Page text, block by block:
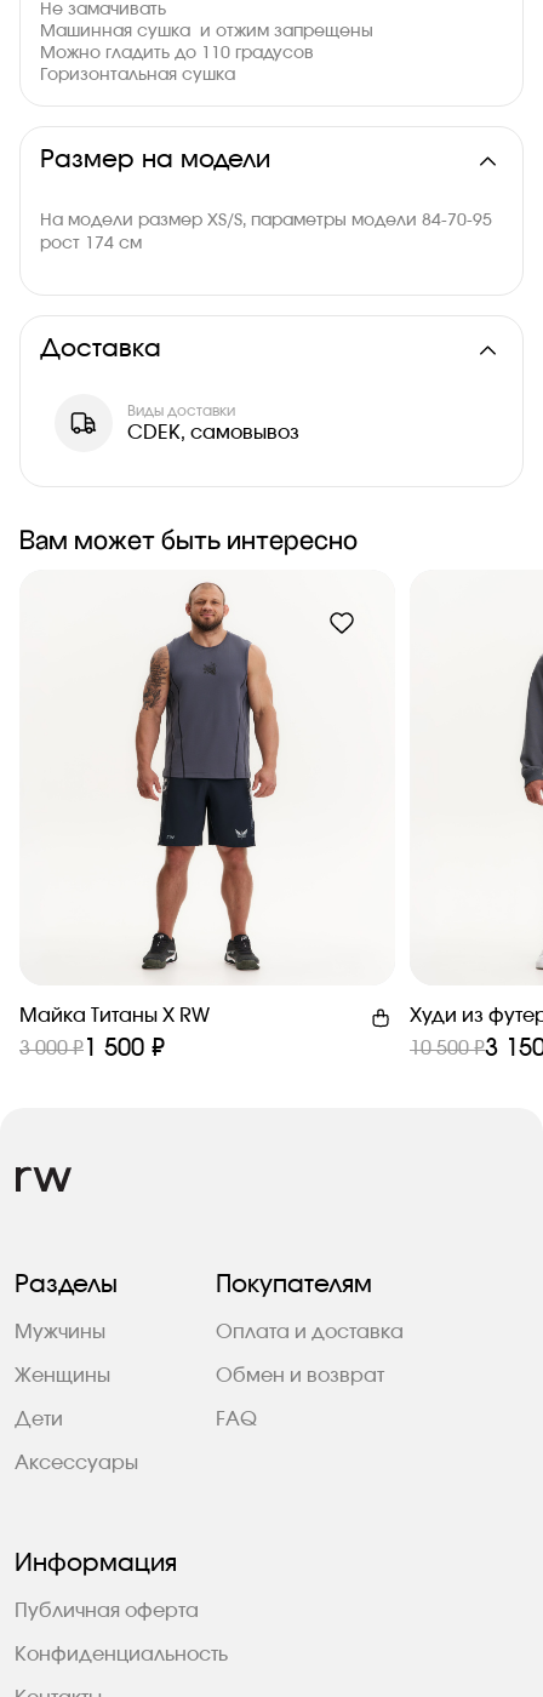
Не замачивать
Машинная сушка и отжим запрещены
Можно гладить до 110 градусов
Горизонтальная сушка
Размер на модели
На модели размер XS/S, параметры модели 84-70-95
рост 174 см
Доставка
Виды доставки
CDEK, самовывоз
Вам может быть интересно
Майка Титаны X RW
3 000 ₽1 500 ₽
Худи из
10 500 ₽3
Разделы
Мужчины
Женщины
Дети
Аксессуары
Покупателям
Оплата и доставка
Обмен и возврат
FAQ
Информация
Публичная оферта
Конфиденциальность